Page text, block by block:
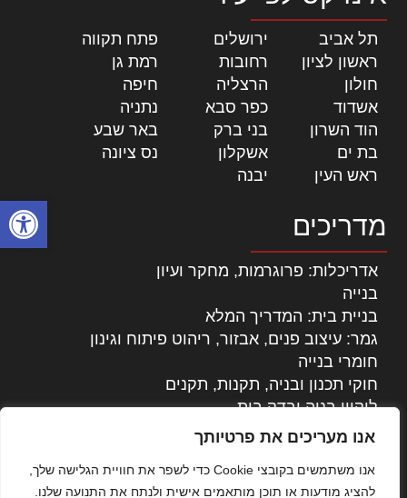
פתח
אנו מעריכים את פרטיותך
אנו משתמשים בקובצי Cookie כדי לשפר את חוויית הגלישה שלך,
להציג מודעות או תוכן מותאמים אישית ולנתח את התנועה שלנו.
תל אביב ירושלים פתח תקווה
ראשון לציון
רחובות רמת גן
חולון
הרצליה חיפה
אשדוד
כפר סבא נתניה
הוד השרון
בני ברק באר שבע
בת ים
אשקלון נס ציונה
ראש העין
יבנה
מדריכים
אדריכלות: פרוגרמות, מחקר ועיון
בנייה
בניית בית: המדריך המלא
גמר: עיצוב פנים, אבזור, ריהוט פיתוח וגינון
חומרי בנייה
חוקי תכנון ובניה, תקנות, תקנים
ליקויי בניה ובדק בית
נדל"ן: זכויות, אגרות ועסקאות
עקרונות ניהול אחזקה מתקדמות